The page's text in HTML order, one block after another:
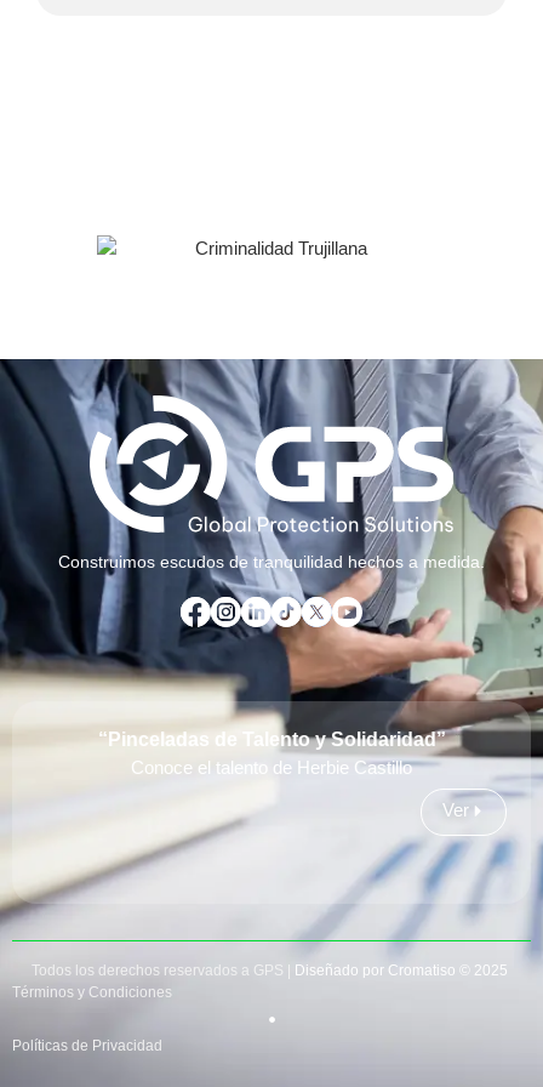
Construimos escudos de tranquilidad hechos a medida.
“Pinceladas de Talento y Solidaridad”
Conoce el talento de Herbie Castillo
Ver
Todos los derechos reservados a GPS | Diseñado por Cromatiso © 2025
Términos y Condiciones
Políticas de Privacidad